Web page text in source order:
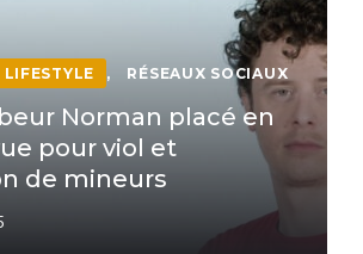
LIFESTYLE , RÉSEAUX SOCIAUX
Norman placé en
pour viol et
de mineurs